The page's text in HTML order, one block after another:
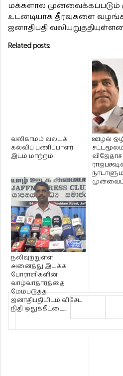
மக்களால் முன்வைக்கப்படும்
உடனடியாக தீர்வுகளை
ஜனாதிபதி
Related posts:
வலிகாமம் வலயக்
கல்விப் பணிப்பாளர்
இடம் மாற்றம்!
ஊழல்
விஜேதாச
நலிவுற்றுள்ள
அனைத்து இயக்க
போராளிகளின்
வாழ்வாதாரத்தை
மேம்படுத்த
ஜனாதிபதியிடம் விசேட
நிதி ஒதுக்கீட்டை...